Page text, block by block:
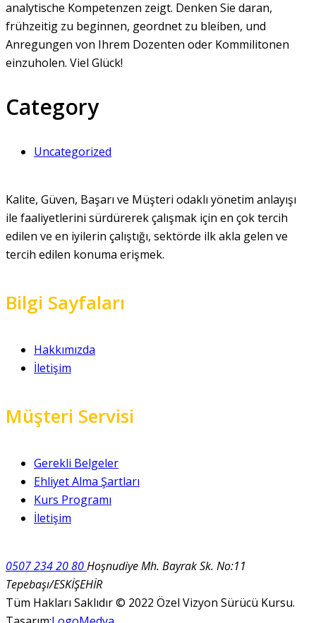
analytische Kompetenzen zeigt. Denken Sie daran,
frühzeitig zu beginnen, geordnet zu bleiben, und
Anregungen von Ihrem Dozenten oder Kommilitonen
einzuholen. Viel Glück!
Category
Uncategorized
Kalite, Güven, Başarı ve Müşteri odaklı yönetim anlayışı
ile faaliyetlerini sürdürerek çalışmak için en çok tercih
edilen ve en iyilerin çalıştığı, sektörde ilk akla gelen ve
tercih edilen konuma erişmek.
Bilgi Sayfaları
Hakkımızda
İletişim
Müşteri Servisi
Gerekli Belgeler
Ehliyet Alma Şartları
Kurs Programı
İletişim
0507 234 20 80Hoşnudiye Mh. Bayrak Sk. No:11
Tepebaşı/ESKİŞEHİR
Tüm Hakları Saklıdır © 2022 Özel Vizyon Sürücü Kursu.